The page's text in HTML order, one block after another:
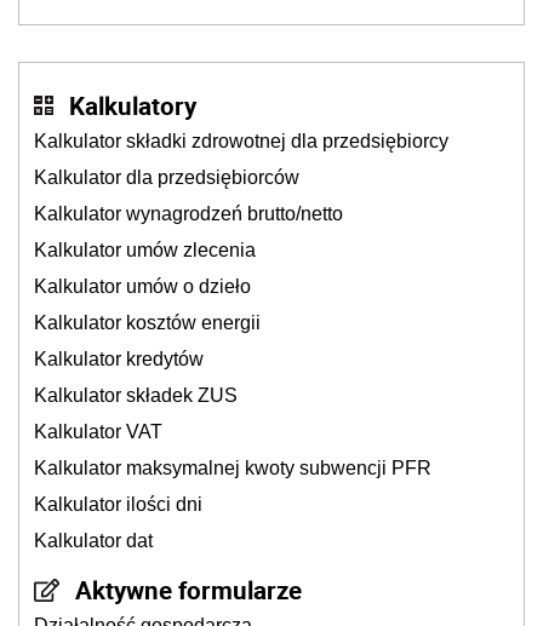
Kalkulatory
Kalkulator składki zdrowotnej dla przedsiębiorcy
Kalkulator dla przedsiębiorców
Kalkulator wynagrodzeń brutto/netto
Kalkulator umów zlecenia
Kalkulator umów o dzieło
Kalkulator kosztów energii
Kalkulator kredytów
Kalkulator składek ZUS
Kalkulator VAT
Kalkulator maksymalnej kwoty subwencji PFR
Kalkulator ilości dni
Kalkulator dat
Aktywne formularze